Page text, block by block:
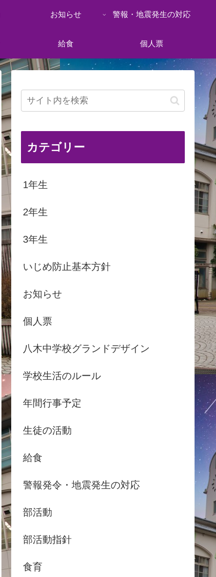
お知らせ 警報・地震発生の対応
給食 個人票
カテゴリー
1年生
2年生
3年生
いじめ防止基本方針
お知らせ
個人票
八木中学校グランドデザイン
学校生活のルール
年間行事予定
生徒の活動
給食
警報発令・地震発生の対応
部活動
部活動指針
食育